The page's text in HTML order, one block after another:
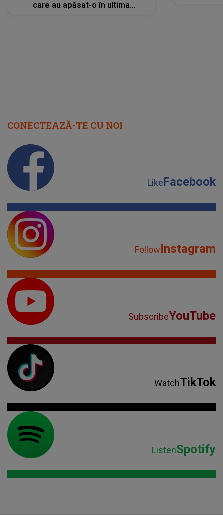
care au apăsat-o în ultima
CONECTEAZĂ-TE CU NOI
LikeFacebook
FollowInstagram
SubscribeYouTube
WatchTikTok
ListenSpotify